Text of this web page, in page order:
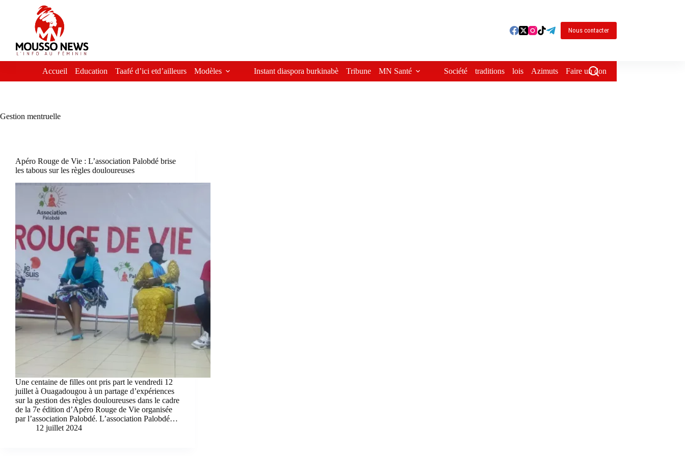
Nous contacter
Accueil Education Taafé d’ici etd’ailleurs Modèles Instant diaspora burkinabè Tribune MN Santé Société traditions lois Azimuts Faire un don
Gestion mentruelle
Apéro Rouge de Vie : L’association Palobdé brise
les tabous sur les règles douloureuses
Une centaine de filles ont pris part le vendredi 12
juillet à Ouagadougou à un partage d’expériences
sur la gestion des règles douloureuses dans le cadre
de la 7e édition d’Apéro Rouge de Vie organisée
par l’association Palobdé. L’association Palobdé…
12 juillet 2024